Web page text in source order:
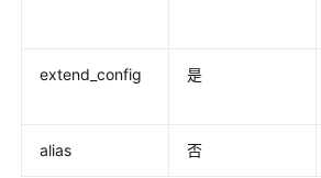
extend_config 是
alias 否